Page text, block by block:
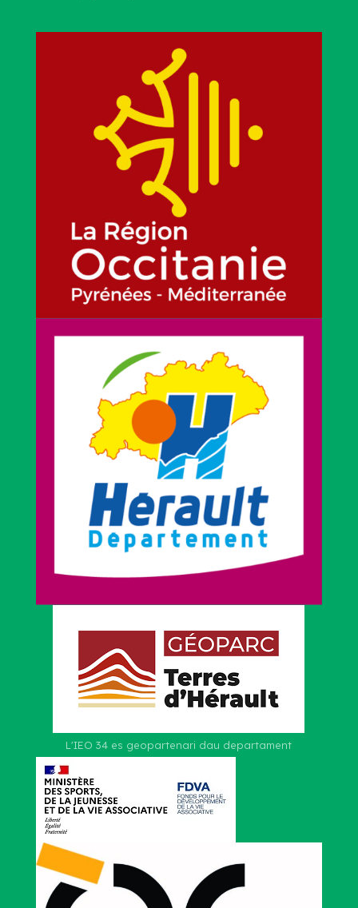
L'IEO 34 es geopartenari dau departament